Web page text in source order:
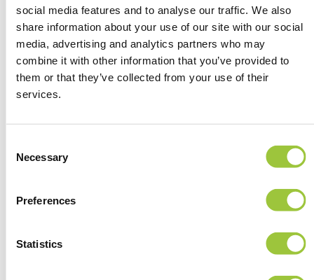
social media features and to analyse our traffic. We also
share information about your use of our site with our social
media, advertising and analytics partners who may
combine it with other information that you’ve provided to
them or that they’ve collected from your use of their
services.
Selection
Necessary
Preferences
Statistics
advanced and mission-critical ICT systems.
Franck Mollard
Transport Command